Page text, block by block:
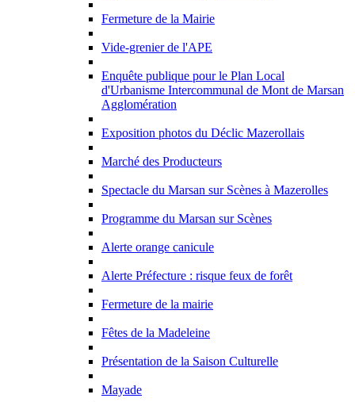
Fermeture de la Mairie
Vide-grenier de l'APE
Enquête publique pour le Plan Local
d'Urbanisme Intercommunal de Mont de Marsan
Agglomération
Exposition photos du Déclic Mazerollais
Marché des Producteurs
Spectacle du Marsan sur Scènes à Mazerolles
Programme du Marsan sur Scènes
Alerte orange canicule
Alerte Préfecture : risque feux de forêt
Fermeture de la mairie
Fêtes de la Madeleine
Présentation de la Saison Culturelle
Mayade